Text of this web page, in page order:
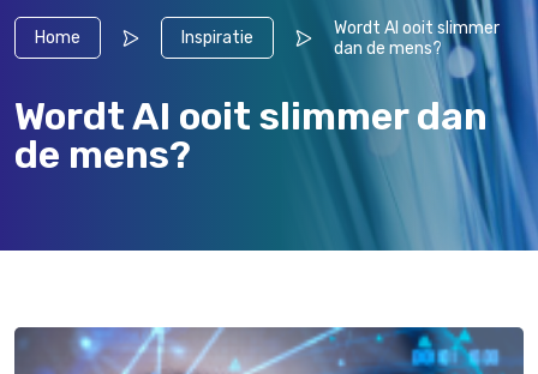
Home Inspiratie
Wordt AI ooit slimmer
dan de mens?
Wordt AI ooit slimmer dan
de mens?